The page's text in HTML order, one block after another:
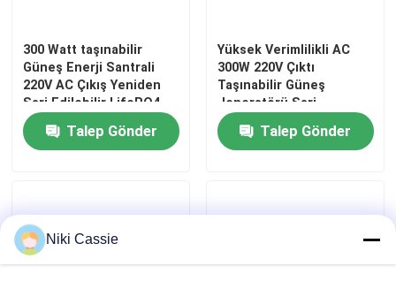
Ürünler
300 Watt taşınabilir
Güneş Enerji Santrali
220V AC Çıkış Yeniden
Şarj Edilebilir LifePO4
Bataryası Açık Hava
Kampı içinTalep Gönder
Yüksek Verimlilikli AC
300W 220V Çıktı
Taşınabilir Güneş
Jeneratörü Şarj
edilebilir LifePO4
Bataryası Açık Hava
Talep Gönder
Niki Cassie